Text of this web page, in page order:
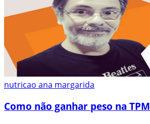
nutricao ana margarida
Como não ganhar peso na TPM